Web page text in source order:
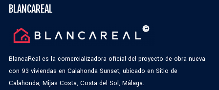
BLANCAREAL
BlancaReal es la comercializadora oficial del proyecto de obra nueva
con 93 viviendas en Calahonda Sunset, ubicado en Sitio de
Calahonda, Mijas Costa, Costa del Sol, Málaga.